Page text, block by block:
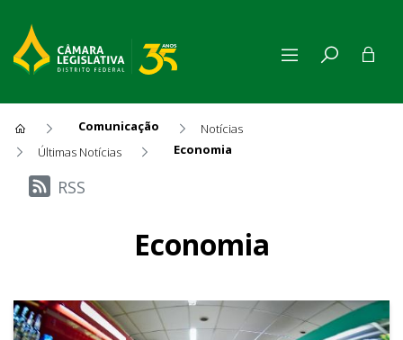
Comunicação
Notícias
Últimas Notícias
Economia
Últimas Notícias
RSS
Economia